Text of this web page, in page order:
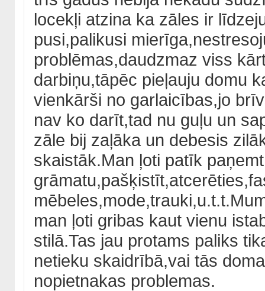
locekļi atzina ka zāles ir
pusi,palikusi
problēmas,daudzmaz viss
darbiņu,tāpēc pieļauju domu
vienkārši no garlaicības,jo
nav ko darīt,tad nu guļu un
zāle bij zaļāka un debesis
skaistāk.Man ļoti patīk
man ļoti gribas kaut vienu
stilā.Tas jau protams paliks
netieku skaidrībā,vai tās
nopietnakas problemas.